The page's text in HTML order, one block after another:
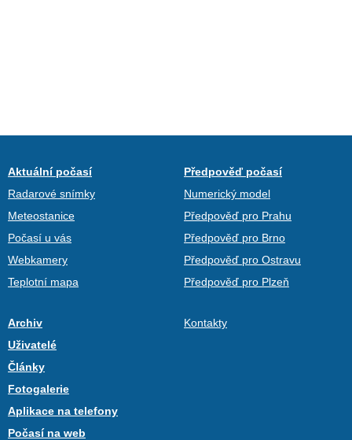
Aktuální počasí
Radarové snímky
Meteostanice
Počasí u vás
Webkamery
Teplotní mapa
Předpověď počasí
Numerický model
Předpověď pro Prahu
Předpověď pro Brno
Předpověď pro Ostravu
Předpověď pro Plzeň
Archiv
Uživatelé
Články
Fotogalerie
Aplikace na telefony
Počasí na web
Kontakty